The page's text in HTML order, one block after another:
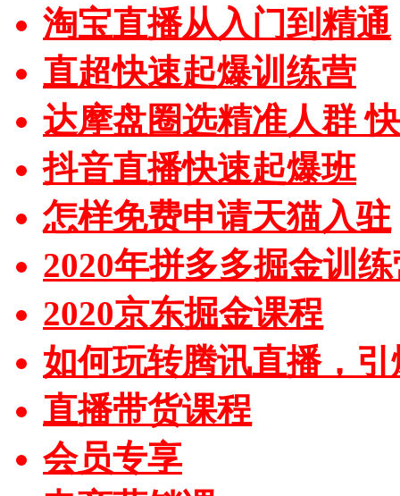
淘宝直播从入门到精通
直超快速起爆训练营
达摩盘圈选精准人群
抖音直播快速起爆班
怎样免费申请天猫入驻
2020年拼多多掘金训
2020京东掘金课程
如何玩转腾讯直播，
直播带货课程
会员专享